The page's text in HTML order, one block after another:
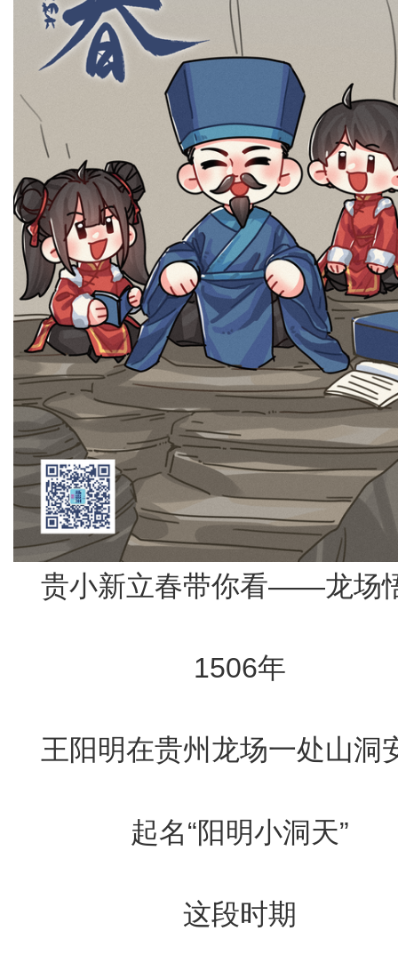
贵小新立春带你看——龙场
1506年
王阳明在贵州龙场一处山洞
起名“阳明小洞天”
这段时期